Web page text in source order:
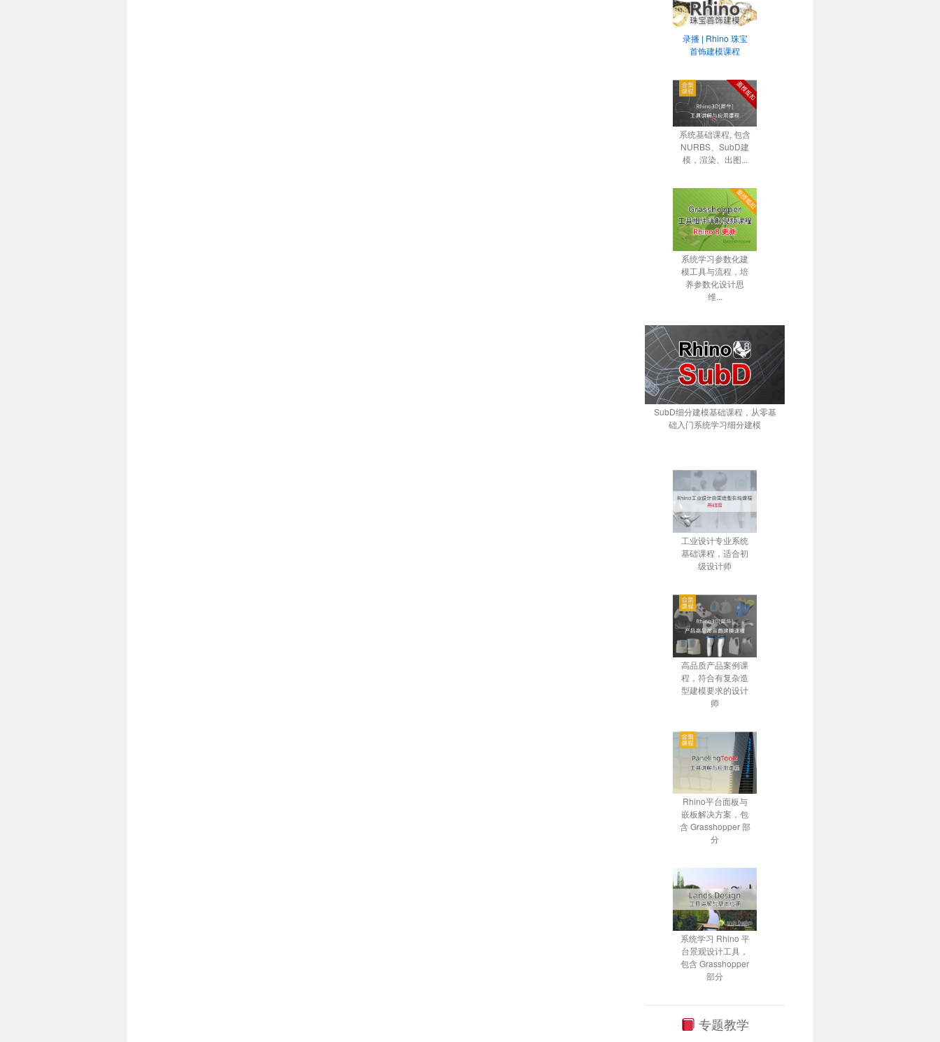
录播 | Rhino 珠宝
首饰建模课程
系统基础课程, 包含
NURBS、SubD建
模，渲染、出图...
系统学习参数化建
模工具与流程，培
养参数化设计思
维...
SubD细分建模基础课程，从零基
础入门系统学习细分建模
工业设计专业系统
基础课程，适合初
级设计师
高品质产品案例课
程，符合有复杂造
型建模要求的设计
师
Rhino平台面板与
嵌板解决方案，包
含 Grasshopper 部
分
系统学习 Rhino 平
台景观设计工具，
包含 Grasshopper
部分
专题教学